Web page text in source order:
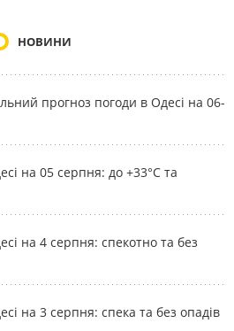
НОВИНИ
прогноз погоди в Одесі на 06-
на 05 серпня: до +33°С та
на 4 серпня: спекотно та без
на 3 серпня: спека та без опадів